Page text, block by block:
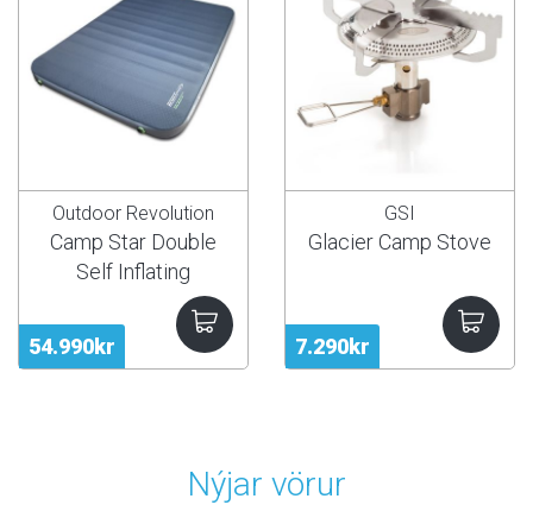
54.990kr
Outdoor Revolution
Camp Star Double
Self Inflating
7.290kr
GSI
Glacier Camp Stove
Nýjar vörur